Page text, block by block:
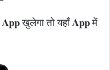
Appखुलेगा तो यहाँAppमें